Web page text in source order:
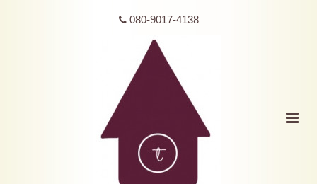
080-9017-4138